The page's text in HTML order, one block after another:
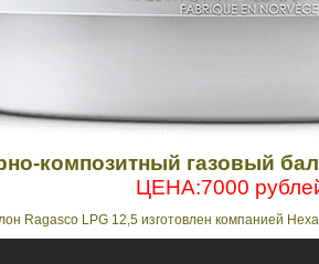
композитный газовый
ЦЕНА:7000
Ragasco LPG 12,5 изготовлен компанией